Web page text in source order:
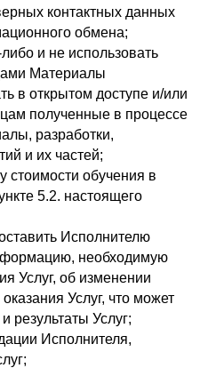
контактных данных
обмена;
и не использовать
Материалы
в открытом доступе и/или
полученные в процессе
разработки,
и их частей;
стоимости обучения в
5.2. настоящего
Исполнителю
необходимую
Услуг, об изменении
Услуг, что может
результаты Услуг;
Исполнителя,